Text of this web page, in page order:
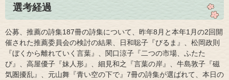
選考経過
公募、推薦の詩集187冊の詩集について、昨年8月と本年1月の2回開
催された推薦委員会の検討の結果、日和聡子『びるま』、松岡政則
『ぼくから離れていく言葉』、関口涼子『二つの市場、ふたた
び』、高屋優子『妹人形』、細見和之『言葉の岸』、牛島敦子『磁
気圏擾乱』、元山舞『青い空の下で』7冊の詩集が選ばれて、本日の